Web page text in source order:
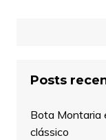
Posts
Bota Montaria
clássico